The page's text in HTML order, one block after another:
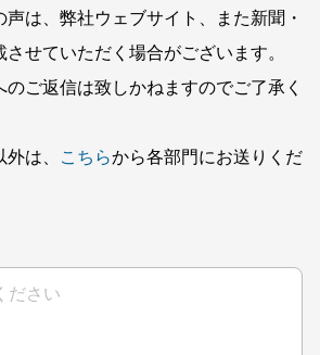
は、弊社ウェブサイト、また新聞・
せていただく場合がございます。
ご返信は致しかねますのでご了承く
は、
こちらから各部門にお送りくだ